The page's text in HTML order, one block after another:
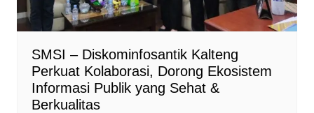
SMSI – Diskominfosantik Kalteng
Perkuat Kolaborasi, Dorong Ekosistem
Informasi Publik yang Sehat &
Berkualitas